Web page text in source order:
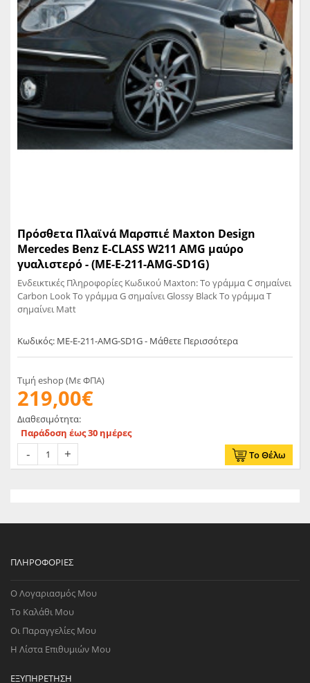
Πρόσθετα Πλαϊνά Μαρσπιέ Maxton Design
Mercedes Benz E-CLASS W211 AMG μαύρο
γυαλιστερό - (ME-E-211-AMG-SD1G)
Ενδεικτικές Πληροφορίες Κωδικού Maxton: Το γράμμα C σημαίνει
Carbon Look Το γράμμα G σημαίνει Glossy Black Το γράμμα T
σημαίνει Matt
Κωδικός: ME-E-211-AMG-SD1G - Μάθετε Περισσότερα
Τιμή eshop (Με ΦΠΑ)
219,00€
Διαθεσιμότητα:
Παράδοση έως 30 ημέρες
Το Θέλω
ΠΛΗΡΟΦΟΡΊΕΣ
Ο Λογαριασμός Μου
Το Καλάθι Μου
Οι Παραγγελίες Μου
Η Λίστα Επιθυμιών Μου
ΕΞΥΠΗΡΈΤΗΣΗ